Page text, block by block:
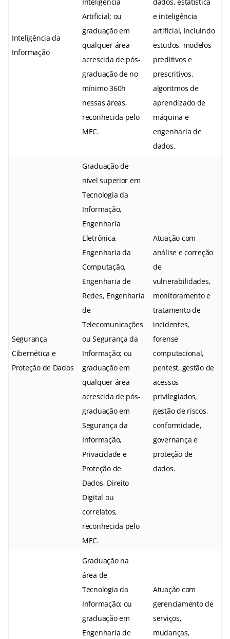
Inteligência da
Informação
Artificial; ou
graduação em
qualquer área
acrescida de pós-
graduação de no
mínimo 360h
nessas áreas,
reconhecida pelo
MEC.
e inteligência
artificial, incluindo
estudos, modelos
preditivos e
prescritivos,
algoritmos de
aprendizado de
máquina e
engenharia de
dados.
Segurança
Cibernética e
Proteção de Dados
Graduação de
nível superior em
Tecnologia da
Informação,
Engenharia
Eletrônica,
Engenharia da
Computação,
Engenharia de
Redes, Engenharia
de
Telecomunicações
ou Segurança da
Informação; ou
graduação em
qualquer área
acrescida de pós-
graduação em
Segurança da
Informação,
Privacidade e
Proteção de
Dados, Direito
Digital ou
correlatos,
reconhecida pelo
MEC.
Atuação com
análise e correção
de
vulnerabilidades,
monitoramento e
tratamento de
incidentes,
forense
computacional,
pentest, gestão de
acessos
privilegiados,
gestão de riscos,
conformidade,
governança e
proteção de
dados.
Graduação na
área de
Tecnologia da
Informação; ou
graduação em
Engenharia de
Atuação com
gerenciamento de
serviços,
mudanças,